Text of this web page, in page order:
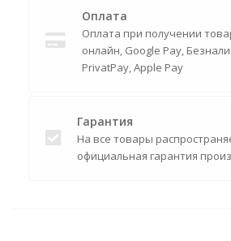
Оплата
Оплата при получении
онлайн, Google Pay,
PrivatPay, Apple Pay
Гарантия
На все товары
официальная гарантия